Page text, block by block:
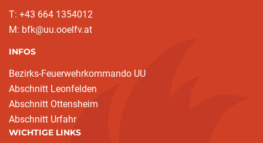
T: +43 664 1354012
M: bfk@uu.ooelfv.at
INFOS
Bezirks-Feuerwehrkommando UU
Abschnitt Leonfelden
Abschnitt Ottensheim
Abschnitt Urfahr
WICHTIGE LINKS